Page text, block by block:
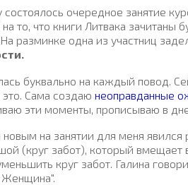
очередное занятие
то, что книги Литвака зачитаны
разминке одна из участниц
буквально на каждый повод.
Сама создаю неоправданные
эти моменты, прописываю в
на занятии для меня явился
(круг забот), который
круг забот. Галина